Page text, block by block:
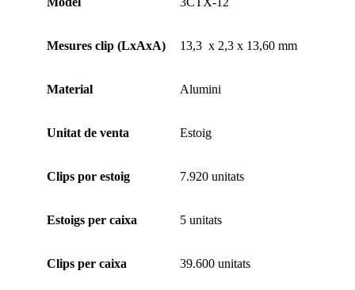
Mesures clip (LxAxA) 13,3 x 2,3 x 13,60 mm
Material Alumini
Unitat de venta Estoig
Clips por estoig 7.920 unitats
Estoigs per caixa 5 unitats
Clips per caixa 39.600 unitats